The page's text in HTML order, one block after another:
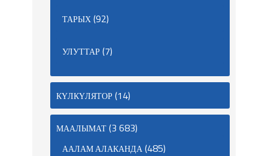
ТАРЫХ(92)
УЛУТТАР(7)
КҮЛКҮЛЯТОР(14)
МААЛЫМАТ(3 683)
ААЛАМ АЛАКАНДА(485)